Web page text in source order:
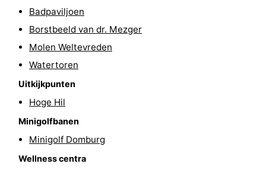
Zwembaden
Fietsen
Wandelen
Paardrijden
Maneges
Badpaviljoen
Borstbeeld van dr. Mezger
Molen Weltevreden
Watertoren
Uitkijkpunten
Hoge Hil
Minigolfbanen
Minigolf Domburg
Wellness centra